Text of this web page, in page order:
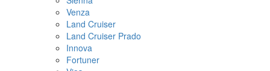
Venza
Land Cruiser
Land Cruiser Prado
Innova
Fortuner